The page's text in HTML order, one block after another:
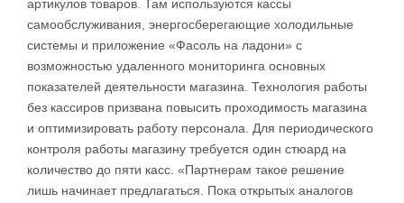
артикулов товаров. Там используются кассы
самообслуживания, энергосберегающие холодильные
системы и приложение «Фасоль на ладони» с
возможностью удаленного мониторинга основных
показателей деятельности магазина. Технология работы
без кассиров призвана повысить проходимость магазина
и оптимизировать работу персонала. Для периодического
контроля работы магазину требуется один стюард на
количество до пяти касс. «Партнерам такое решение
лишь начинает предлагаться. Пока открытых аналогов